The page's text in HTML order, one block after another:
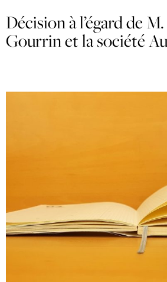
Décision à l’égard de
Gourrin et la société